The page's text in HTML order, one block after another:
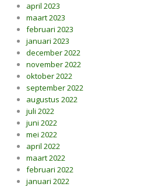
april 2023
maart 2023
februari 2023
januari 2023
december 2022
november 2022
oktober 2022
september 2022
augustus 2022
juli 2022
juni 2022
mei 2022
april 2022
maart 2022
februari 2022
januari 2022